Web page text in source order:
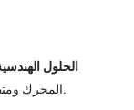
الحلول
المحرك ومتطلبات عزم الدوران وظروف العمل الخاصة بالعميل.